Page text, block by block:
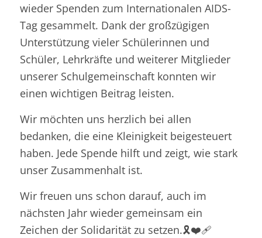
wieder Spenden zum Internationalen AIDS-
Tag gesammelt. Dank der großzügigen
Unterstützung vieler Schülerinnen und
Schüler, Lehrkräfte und weiterer Mitglieder
unserer Schulgemeinschaft konnten wir
einen wichtigen Beitrag leisten.
Wir möchten uns herzlich bei allen
bedanken, die eine Kleinigkeit beigesteuert
haben. Jede Spende hilft und zeigt, wie stark
unser Zusammenhalt ist.
Wir freuen uns schon darauf, auch im
nächsten Jahr wieder gemeinsam ein
Zeichen der Solidarität zu setzen.🎗️❤️‍🩹